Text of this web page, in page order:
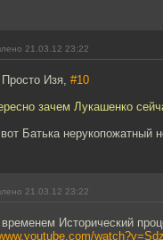
21.03.12 23:22
Изя, #10
зачем Лукашенко
Батька нерукопожатный
21.03.12 23:22
Исторический